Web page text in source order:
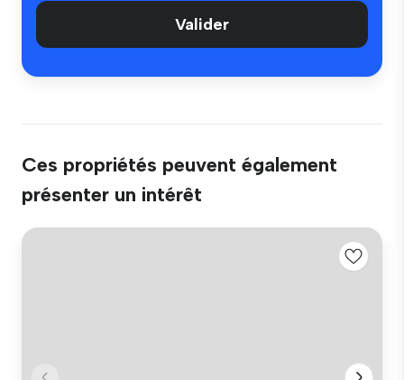
Valider
Ces propriétés peuvent également
présenter un intérêt